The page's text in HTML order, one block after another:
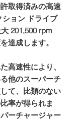
取得済みの高速
ョン ドライブ
201,500 rpm
達成します。
高速性により、
他のスーパーチ
て、比類のない
率が得られま
ーチャージャー